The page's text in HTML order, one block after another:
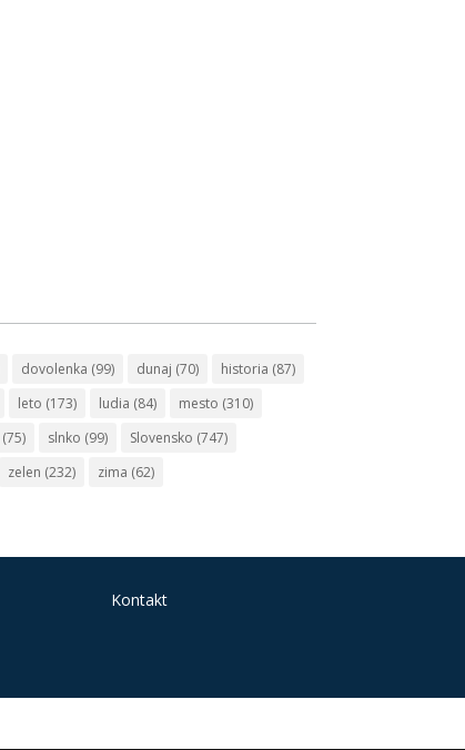
dovolenka (99) dunaj (70) historia (87)
leto (173) ludia (84) mesto (310)
(75) slnko (99) Slovensko (747)
zelen (232) zima (62)
Kontakt